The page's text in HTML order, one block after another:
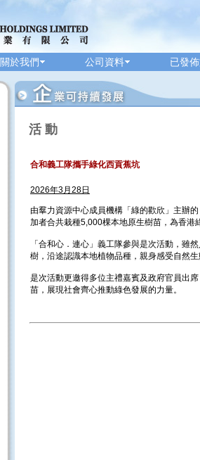
關於我們 公司資料 已發
活 動
合和義工隊攜手綠化西貢蕉坑
2026年3月28日
由羣力資源中心成員機構「綠的歡欣」主辦
加者合共栽種5,000棵本地原生樹苗，為香港
「合和心．連心」義工隊參與是次活動，雖
樹，沿途認識本地植物品種，親身感受自然
是次活動更邀得多位主禮嘉賓及政府官員出
苗，展現社會齊心推動綠色發展的力量。